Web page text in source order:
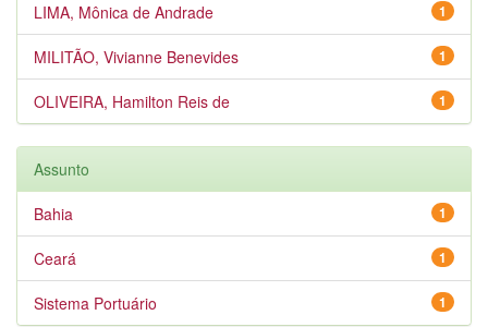
1
LIMA, Mônica de Andrade
1
MILITÃO, Vivianne Benevides
1
OLIVEIRA, Hamilton Reis de
Assunto
1
Bahia
1
Ceará
1
Sistema Portuário